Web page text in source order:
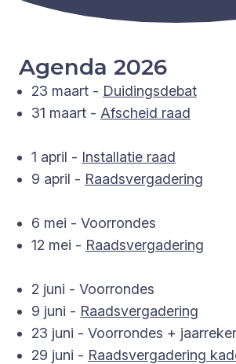
Agenda 2026
23 maart - Duidingsdebat
31 maart - Afscheid raad
1 april - Installatie raad
9 april - Raadsvergadering
6 mei - Voorrondes
12 mei - Raadsvergadering
2 juni - Voorrondes
9 juni - Raadsvergadering
23 juni - Voorrondes +
29 juni - Raadsvergadering